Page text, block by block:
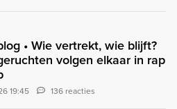
• Wie vertrekt, wie blijft?
volgen elkaar in rap
19:45 136 reacties